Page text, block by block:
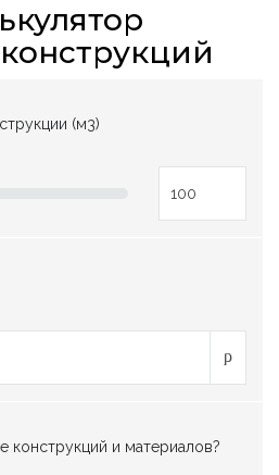
(м3)
конструкций и материалов?